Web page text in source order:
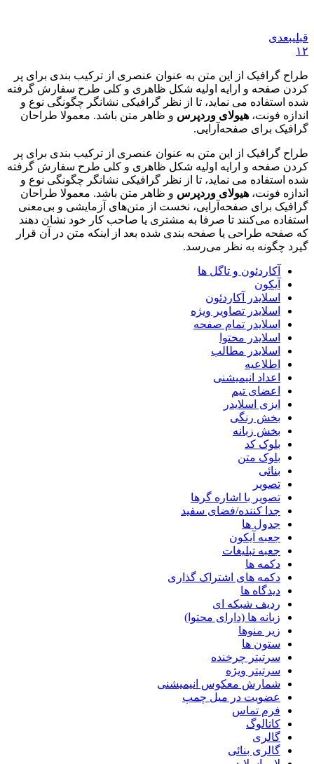
قبلیبعدی
۱۲
طراح گرافیک از این متن به عنوان عنصری از ترکیب بندی برای پر
کردن صفحه و ارایه اولیه شکل ظاهری و کلی طرح سفارش گرفته
شده استفاده می نماید، تا از نظر گرافیکی نشانگر چگونگی نوع و
اندازه فونت، هیولای وردپرس و ظاهر متن باشد. معمولا طراحان
گرافیک برای صفحه‌آرایی.
طراح گرافیک از این متن به عنوان عنصری از ترکیب بندی برای پر
کردن صفحه و ارایه اولیه شکل ظاهری و کلی طرح سفارش گرفته
شده استفاده می نماید، تا از نظر گرافیکی نشانگر چگونگی نوع و
اندازه فونت، هیولای وردپرس و ظاهر متن باشد. معمولا طراحان
گرافیک برای صفحه‌آرایی، نخست از متن‌های آزمایشی و بی‌معنی
استفاده می‌کنند تا صرفا به مشتری یا صاحب کار خود نشان دهند
که صفحه طراحی یا صفحه بندی شده بعد از اینکه متن در آن قرار
گیرد چگونه به نظر می‌رسد.
آکاردئون و تاگل ها
آیکون
اسلایدر آکاردئون
اسلایدر تصاویر ویژه
اسلایدر تمام صفحه
اسلایدر محتوا
اسلایدر مطالب
اطلاعیه
اعداد انیمیشنی
اعضای تیم
ایزی اسلایدر
بخش رنگی
بخش زبانه
بلوک کد
بلوک متن
بنائی
تصویر
تصویر با اشاره گرها
جدا کننده/فضای سفید
جدول ها
جعبه آیکون
جعبه تبلیغات
دکمه ها
دکمه های اشتراک گذاری
دیدگاه ها
ردیف شبکه ای
زبانه ها (دارای محتوا)
زیر منوها
ستون ها
سرتیتر چرخنده
سرتیتر ویژه
شمارش معکوس انیمیشنی
عضویت در میل چمپ
فرم تماس
کاتالوگ
گالری
گالری بنائی